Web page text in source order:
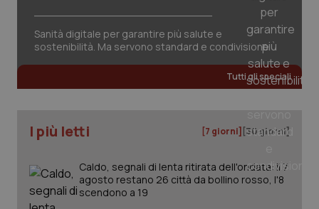
Sanità digitale per garantire più salute e
sostenibilità. Ma servono standard e condivisione
Tutti gli speciali
I più letti [7 giorni] [30 giorni]
Caldo, segnali di lenta ritirata dell'ondata: il 7
agosto restano 26 città da bollino rosso, l'8
scendono a 19
tracking-sites-ironfish-
www.quotidianosanita.it
2